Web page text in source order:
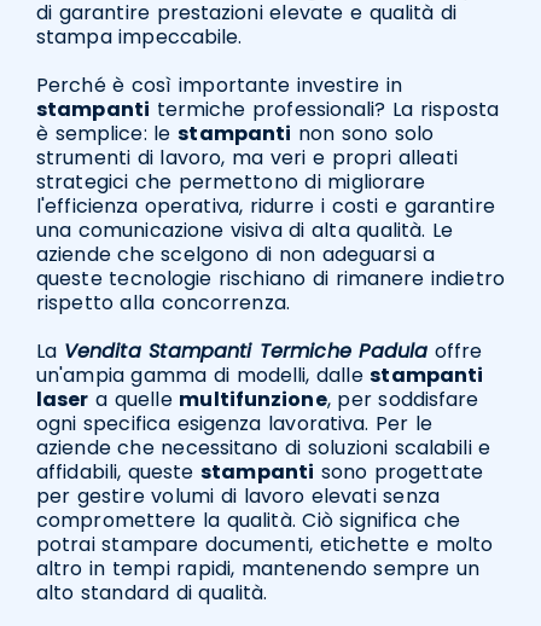
di garantire prestazioni elevate e qualità di
stampa impeccabile.
Perché è così importante investire in
stampanti termiche professionali? La risposta
è semplice: lestampanti non sono solo
strumenti di lavoro, ma veri e propri alleati
strategici che permettono di migliorare
l'efficienza operativa, ridurre i costi e garantire
una comunicazione visiva di alta qualità. Le
aziende che scelgono di non adeguarsi a
queste tecnologie rischiano di rimanere indietro
rispetto alla concorrenza.
La Vendita Stampanti Termiche Padula offre
un'ampia gamma di modelli, dallestampanti
laser a quelle multifunzione, per soddisfare
ogni specifica esigenza lavorativa. Per le
aziende che necessitano di soluzioni scalabili e
affidabili, questestampanti sono progettate
per gestire volumi di lavoro elevati senza
compromettere la qualità. Ciò significa che
potrai stampare documenti, etichette e molto
altro in tempi rapidi, mantenendo sempre un
alto standard di qualità.